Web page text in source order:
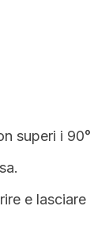
superi i
e